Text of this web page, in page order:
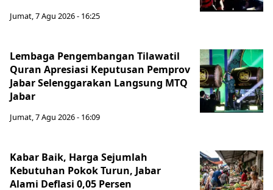
Jumat, 7 Agu 2026 - 16:25
Lembaga Pengembangan Tilawatil
Quran Apresiasi Keputusan Pemprov
Jabar Selenggarakan Langsung MTQ
Jabar
Jumat, 7 Agu 2026 - 16:09
Kabar Baik, Harga Sejumlah
Kebutuhan Pokok Turun, Jabar
Alami Deflasi 0,05 Persen